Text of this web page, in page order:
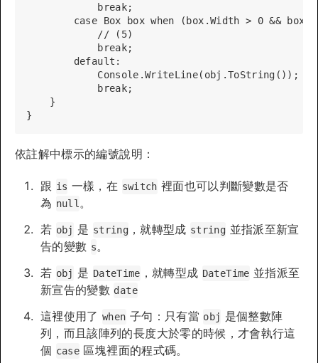
            break;
case Box box when (box.Width > 0 &&
            // (5)
            break;
        default:
            Console.WriteLine(obj.ToString());
            break;
    }
依註解中標示的編號說明：
跟 is 一樣，在 switch 裡面也可以判斷變數是否
為 null 。
若 obj 是 string，就轉型成 string 並指派至新宣
告的變數 s。
若 obj 是 DateTime ，就轉型成 DateTime 並指派至
新宣告的變數 date
這裡使用了when 子句：只有當 obj 是個整數陣
列，而且該陣列的長度大於零的時候，才會執行這
個 case 區塊裡面的程式碼。